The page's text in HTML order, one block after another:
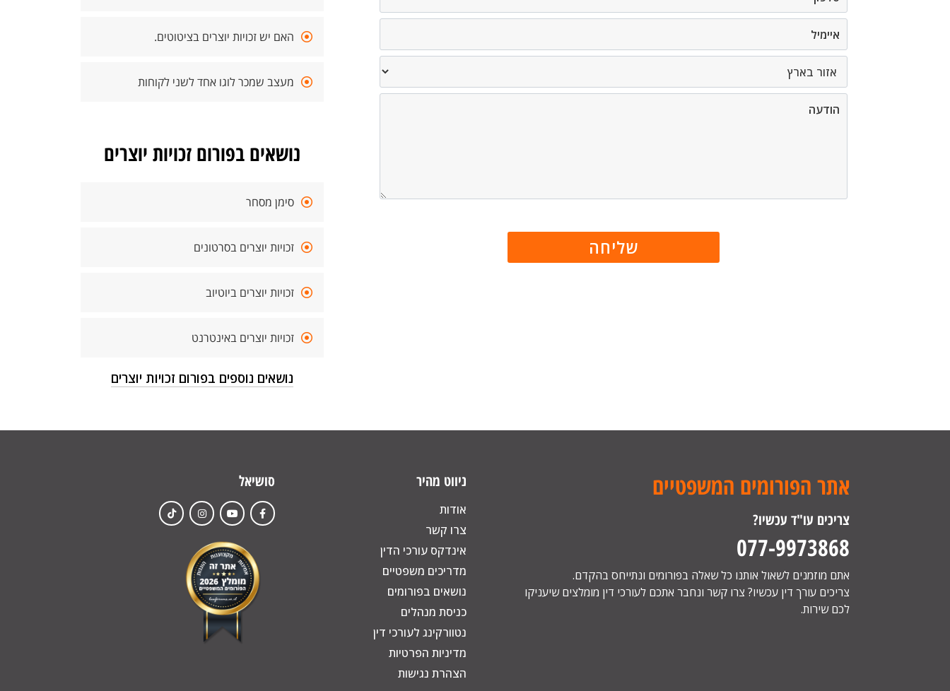
האם יש זכויות יוצרים בציטוטים.
מעצב שמכר לוגו אחד לשני לקוחות
נושאים בפורום זכויות יוצרים
סימן מסחר
זכויות יוצרים בסרטונים
זכויות יוצרים ביוטיוב
זכויות יוצרים באינטרנט
נושאים נוספים בפורום זכויות יוצרים
אתר הפורומים המשפטיים
צריכים עו"ד עכשיו?
077-9973868
אתם מוזמנים לשאול אותנו כל שאלה בפורומים ונתייחס בהקדם.
צריכים עורך דין עכשיו? צרו קשר ונחבר אתכם לעורכי דין מומלצים שיעניקו
לכם שירות.
ניווט מהיר
אודות
צרו קשר
אינדקס עורכי הדין
מדריכים משפטיים
נושאים בפורומים
כניסת מנהלים
נטוורקינג לעורכי דין
מדיניות הפרטיות
הצהרת נגישות
סושיאל